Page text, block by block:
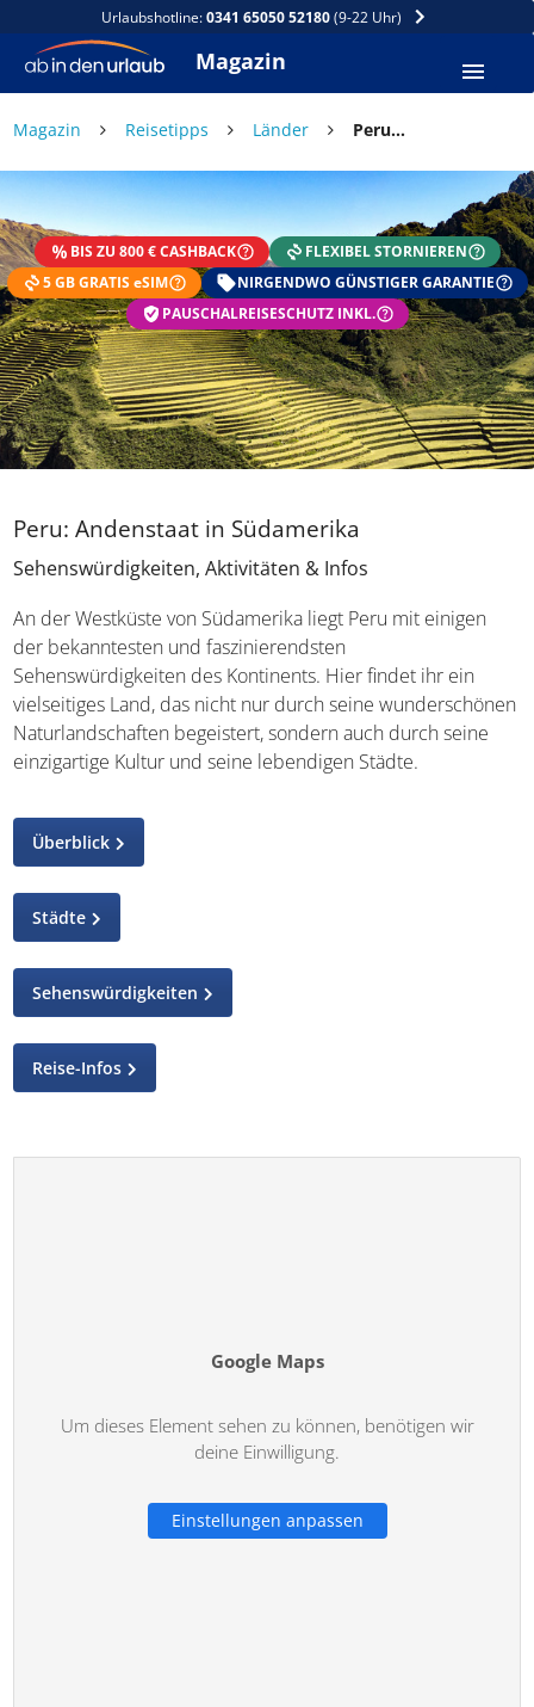
Urlaubshotline:0341 65050 52180(9-22 Uhr)
Magazin
Magazin Reisetipps Länder Peru: Andenstaat in Südamerika
BIS ZU 800 € CASHBACK
FLEXIBEL STORNIEREN
5 GB GRATIS eSIM
NIRGENDWO GÜNSTIGER GARANTIE
PAUSCHALREISESCHUTZ INKL.
Peru: Andenstaat in Südamerika
Sehenswürdigkeiten, Aktivitäten & Infos
An der Westküste von Südamerika liegt Peru mit einigen
der bekanntesten und faszinierendsten
Sehenswürdigkeiten des Kontinents. Hier findet ihr ein
vielseitiges Land, das nicht nur durch seine
wunderschönen Naturlandschaften begeistert, sondern
auch durch seine einzigartige Kultur und seine
Überblick
Städte
Sehenswürdigkeiten
Reise-Infos
Um dieses Element sehen zu können, benötigen wir
DEIN SOMMER ZAHLT SICH
AUS
Exklusiv: Nur in der ab in den urlaub App
☀️ Bis zu 1.000 € Sommer Cashback
📱 App gratis herunterladen
🧝 Konto anlegen oder einloggen
✅ Sommer Cashback ist automatisch aktiviert